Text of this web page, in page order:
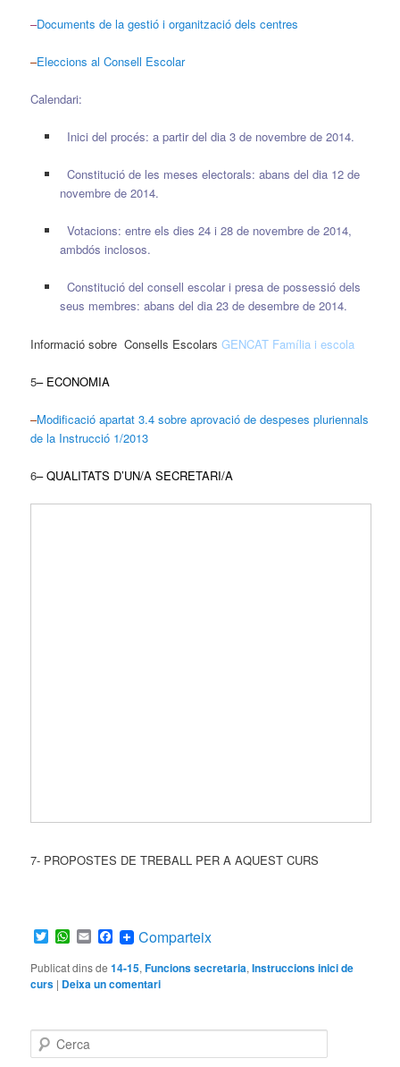
–Documents de la gestió i organització dels centres
–Eleccions al Consell Escolar
Calendari:
Inici del procés: a partir del dia 3 de novembre de 2014.
Constitució de les meses electorals: abans del dia 12 de
novembre de 2014.
Votacions: entre els dies 24 i 28 de novembre de 2014,
ambdós inclosos.
Constitució del consell escolar i presa de possessió dels
seus membres: abans del dia 23 de desembre de 2014.
Informació sobre Consells EscolarsGENCAT Família i escola
5– ECONOMIA
–Modificació apartat 3.4 sobre aprovació de despeses pluriennals
de la Instrucció 1/2013
6– QUALITATS D’UN/A SECRETARI/A
7- PROPOSTES DE TREBALL PER A AQUEST CURS
TwitterWhatsApp
EmailFacebook
Comparteix
Publicat dins de 14-15,Funcions secretaria,Instruccions inici de
curs | Deixa un comentari
e